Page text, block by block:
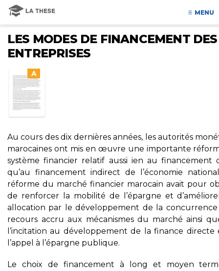
MENU
LES MODES DE FINANCEMENT DES
ENTREPRISES
A
Au cours des dix dernières années, les autorités
marocaines ont mis en œuvre une importante
système financier relatif aussi ien au financement
qu’au financement indirect de l’économie
réforme du marché financier marocain avait pour
de renforcer la mobilité de l’épargne et
allocation par le développement de la
recours accru aux mécanismes du marché ainsi
l’incitation au développement de la finance directe
l’appel à l’épargne publique.
Le choix de financement à long et moyen